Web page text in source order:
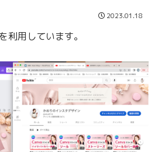
2023.01.18
用しています。